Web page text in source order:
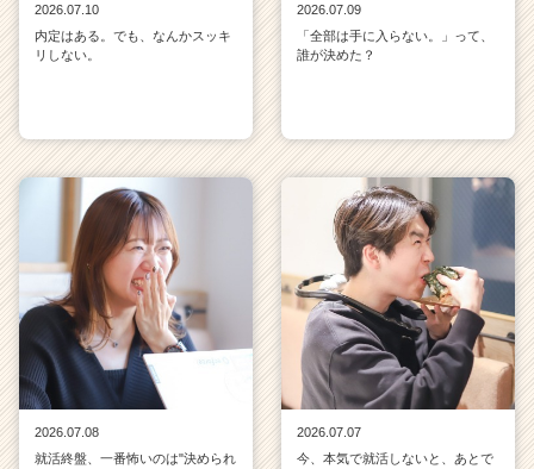
2026.07.10
内定はある。でも、なんかスッキ
リしない。
2026.07.09
「全部は手に入らない。」って、
誰が決めた？
2026.07.08
就活終盤、一番怖いのは"決められ
2026.07.07
今、本気で就活しないと、あとで